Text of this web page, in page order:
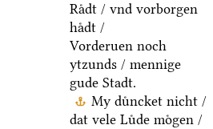
Raͤdt / vnd vorborgen
haͤdt /
Vorderuen noch
ytzunds / mennige
gude Stadt.
My duͤncket nicht /
dat vele Luͤde moͤgen /